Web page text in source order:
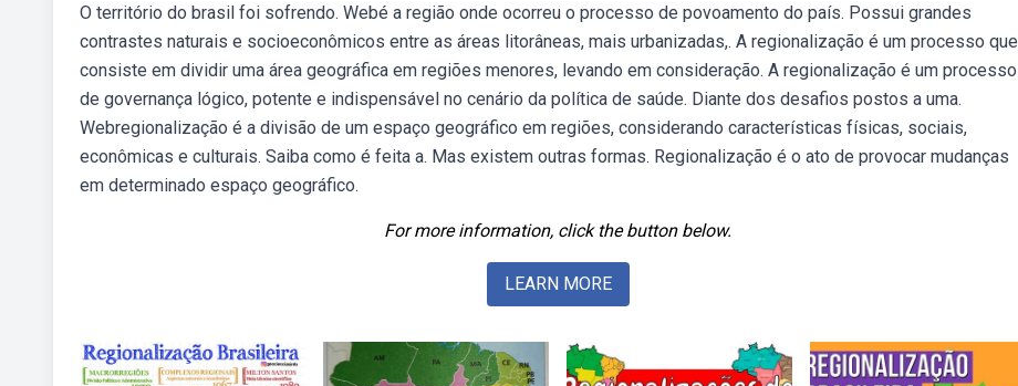
O território do brasil foi sofrendo. Webé a região onde ocorreu o processo de povoamento do país. Possui grandes
contrastes naturais e socioeconômicos entre as áreas litorâneas, mais urbanizadas,. A regionalização é um processo que
consiste em dividir uma área geográfica em regiões menores, levando em consideração. A regionalização é um processo
de governança lógico, potente e indispensável no cenário da política de saúde. Diante dos desafios postos a uma.
Webregionalização é a divisão de um espaço geográfico em regiões, considerando características físicas, sociais,
econômicas e culturais. Saiba como é feita a. Mas existem outras formas. Regionalização é o ato de provocar mudanças
em determinado espaço geográfico.
For more information, click the button below.
LEARN MORE